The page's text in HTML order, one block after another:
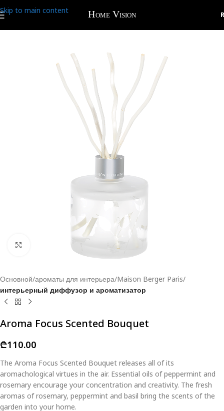
Skip to main content
Основной ароматы для интерьера Maison Berger Paris
интерьерный диффузор и ароматизатор
Aroma Focus Scented Bouquet
₾110.00
The Aroma Focus Scented Bouquet releases all of its
aromachological virtues in the air. Essential oils of peppermint and
rosemary encourage your concentration and creativity. The fresh
aromas of rosemary, peppermint and basil bring the scents of the
garden into your home.